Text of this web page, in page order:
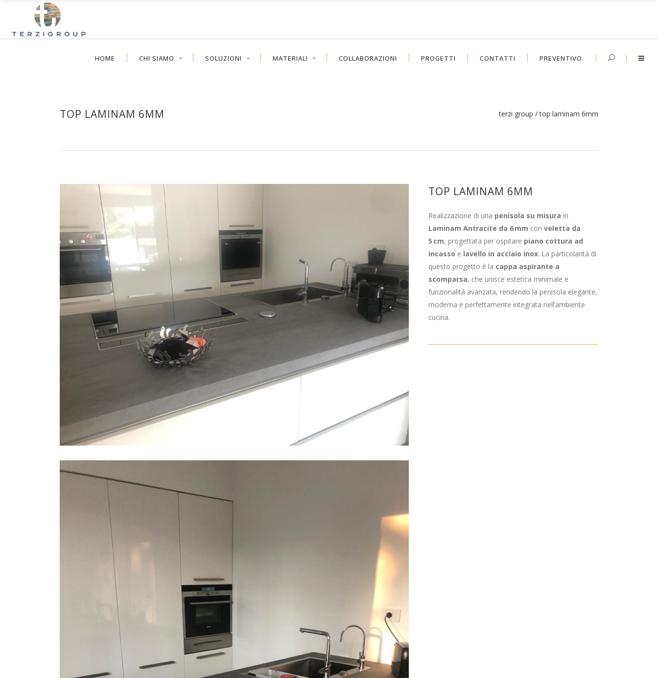
HOME CHI SIAMO SOLUZIONI MATERIALI COLLABORAZIONI PROGETTI CONTATTI PREVENTIVO
TOP LAMINAM 6MM terzi group /top laminam 6mm
TOP LAMINAM 6MM
Realizzazione di una penisola su misura in
Laminam Antracite da 6 mm conveletta da
5 cm, progettata per ospitare piano cottura ad
incasso e lavello in acciaio inox. La particolarità di
questo progetto è la cappa aspirante a
scomparsa, che unisce estetica minimale e
funzionalità avanzata, rendendo la penisola elegante,
moderna e perfettamente integrata nell’ambiente
cucina.